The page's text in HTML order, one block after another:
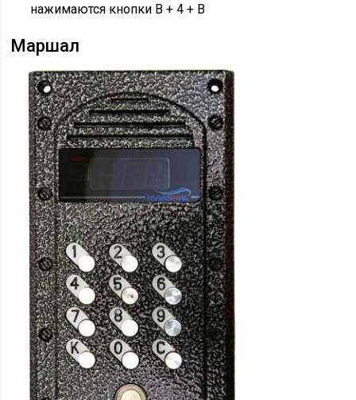
нажимаются кнопки В + 4 + В
Маршал